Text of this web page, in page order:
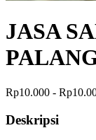
JASA
Rp10.000 -
Deskripsi